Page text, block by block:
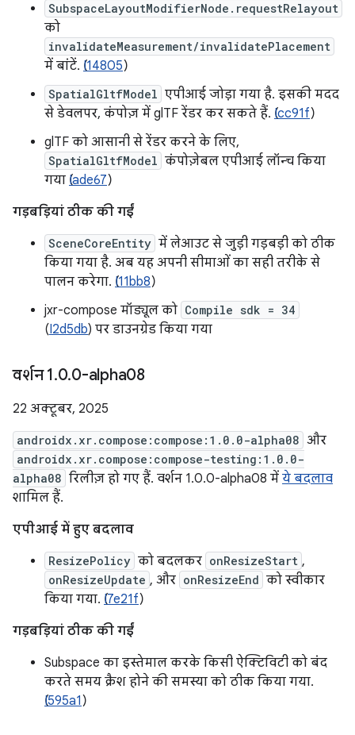
SubspaceLayoutModifierNode.requestRelayout
को
invalidateMeasurement/invalidatePlacement
में बांटें. ( I14805)
SpatialGltfModel एपीआई जोड़ा गया है. इसकी मदद
से डेवलपर, कंपोज़ में glTF रेंडर कर सकते हैं. ( Icc91f)
glTF को आसानी से रेंडर करने के लिए,
SpatialGltfModel कंपोज़ेबल एपीआई लॉन्च किया
गया ( Iade67)
गड़बड़ियां ठीक की गईं
SceneCoreEntity में लेआउट से जुड़ी गड़बड़ी को ठीक
किया गया है. अब यह अपनी सीमाओं का सही तरीके से
पालन करेगा. ( I11bb8)
jxr-compose मॉड्यूल को Compile sdk = 34
(I2d5db) पर डाउनग्रेड किया गया
वर्शन 1.0.0-alpha08
22 अक्टूबर, 2025
androidx.xr.compose:compose:1.0.0-alpha08 और
androidx.xr.compose:compose-testing:1.0.0-
alpha08 रिलीज़ हो गए हैं. वर्शन 1.0.0-alpha08 में ये बदलाव
शामिल हैं.
एपीआई में हुए बदलाव
ResizePolicy को बदलकर onResizeStart ,
onResizeUpdate , और onResizeEnd को स्वीकार
किया गया. ( I7e21f)
गड़बड़ियां ठीक की गईं
Subspace का इस्तेमाल करके किसी ऐक्टिविटी को बंद
करते समय क्रैश होने की समस्या को ठीक किया गया.
I595a1 )